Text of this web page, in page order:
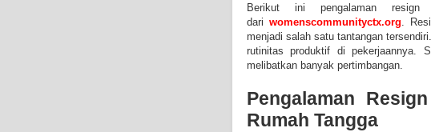
Berikut ini pengalaman
dari womenscommunityctx.org
menjadi salah satu tantangan
rutinitas produktif di pekerjaannya.
melibatkan banyak pertimbangan.
Pengalaman
Rumah Tangga